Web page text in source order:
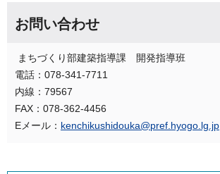
お問い合わせ
まちづくり部建築指導課 開発指導班
電話：078-341-7711
内線：79567
FAX：078-362-4456
Eメール： kenchikushidouka@pref.hyogo.lg.jp